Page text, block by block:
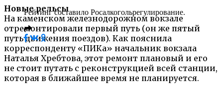
Новые рельсы
На каменском железнодорожном вокзале
отремонтировали первый путь (он же пятый
путь движения поездов). Как пояснила
корреспонденту «ПИКа» начальник вокзала
Наталья Хребтова, этот ремонт плановый и его
не стоит путать с реконструкцией всей станции,
которая в ближайшее время не планируется.
Рейтинг составило Росалкогольрегулирование.